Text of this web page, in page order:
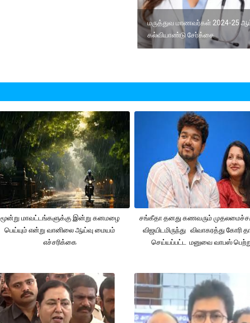
மருத்துவ மாணவர்கள் 2024-25
கல்வியாண்டு சேர்க்கை
மூன்று மாவட்டங்களுக்கு இன்று கனமழை
பெய்யும் என்று வானிலை ஆய்வு மையம்
எச்சரிக்கை
சங்கீதா தனது கணவரும்
விஜயிடமிருந்து விவாகரத்து கோரி
செய்யப்பட்ட மனுவை வாபஸ்